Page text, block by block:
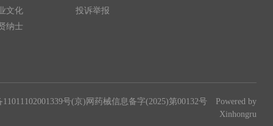
文化
纳士
投诉举报
号(京)网药械信息备字(2025)第00132号
Powered by
Xinhongru